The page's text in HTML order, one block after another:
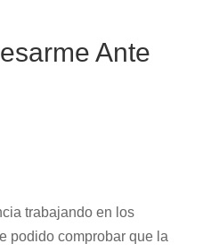
Ante
trabajando en los
podido comprobar que la